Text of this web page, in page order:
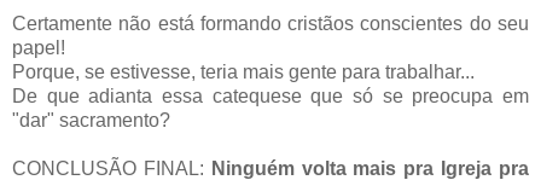
Certamente não está formando cristãos conscientes do seu
papel!
Porque, se estivesse, teria mais gente para trabalhar...
De que adianta essa catequese que só se preocupa em
"dar" sacramento?
CONCLUSÃO FINAL: Ninguém volta mais pra Igreja pra